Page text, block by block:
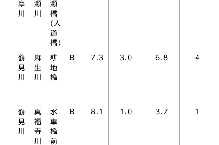
摩
川
瀬
川
瀬
橋
(人
道
橋)
鶴
見
川
麻
生
川
耕
地
橋
B 7.3 3.0 6.8 4
鶴
見
川
真
福
寺
川
水
車
橋
前
B 8.1 1.0 3.7 1